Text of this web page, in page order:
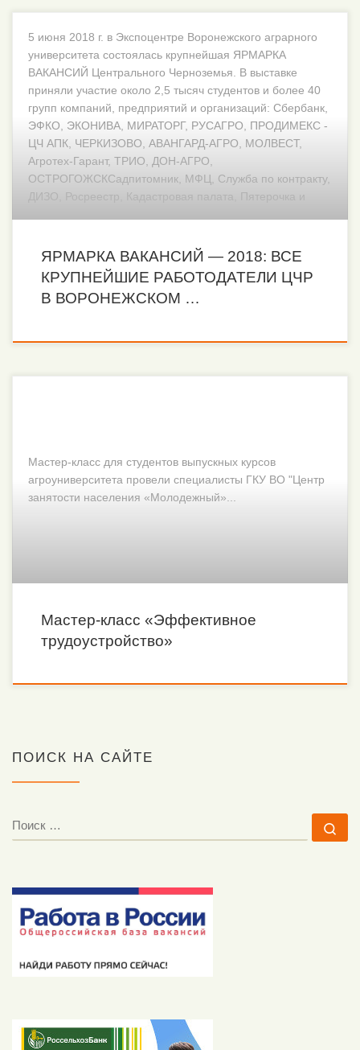
5 июня 2018 г. в Экспоцентре Воронежского аграрного
университета состоялась крупнейшая ЯРМАРКА
ВАКАНСИЙ Центрального Черноземья. В выставке
приняли участие около 2,5 тысяч студентов и более 40
групп компаний, предприятий и организаций: Сбербанк,
ЭФКО, ЭКОНИВА, МИРАТОРГ, РУСАГРО, ПРОДИМЕКС -
ЦЧ АПК, ЧЕРКИЗОВО, АВАНГАРД-АГРО, МОЛВЕСТ,
Агротех-Гарант, ТРИО, ДОН-АГРО,
ОСТРОГОЖСКСадпитомник, МФЦ, Служба по контракту,
ДИЗО, Росреестр, Кадастровая палата, Пятерочка и
ЯРМАРКА ВАКАНСИЙ — 2018: ВСЕ
КРУПНЕЙШИЕ РАБОТОДАТЕЛИ ЦЧР
В ВОРОНЕЖСКОМ …
Мастер-класс для студентов выпускных курсов
агроуниверситета провели специалисты ГКУ ВО "Центр
занятости населения «Молодежный»...
Мастер-класс «Эффективное
трудоустройство»
ПОИСК НА САЙТЕ
ПОИСК